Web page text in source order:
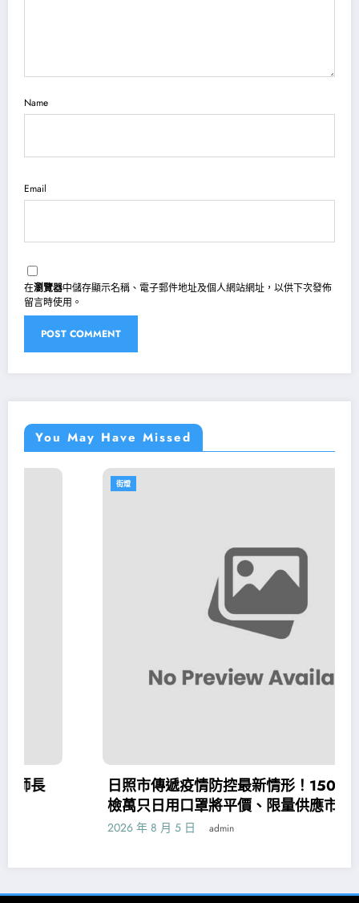
Name
Email
在瀏覽器中儲存顯示名稱、電子郵件地址及個人網站網址，以供下次發佈
留言時使用。
You May Have Missed
日照市傳遞疫情防控最新情形！150森和診所健
檢萬只日用口罩將平價、限量供應市平易近！
2026 年 8 月 5 日 admin